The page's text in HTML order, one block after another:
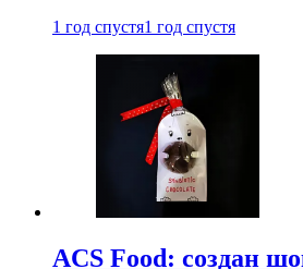
1 год спустя1 год спустя
ACS Food: создан